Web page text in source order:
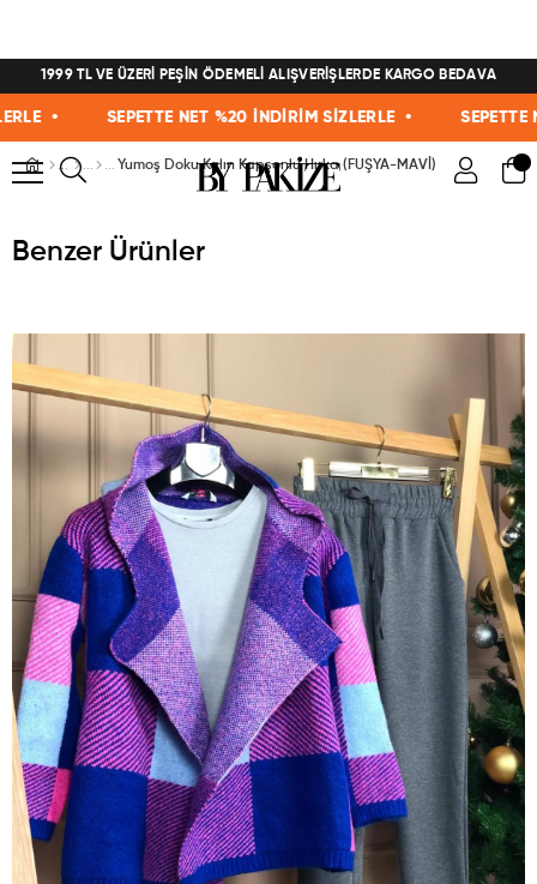
1999 TL VE ÜZERİ PEŞİN ÖDEMELİ ALIŞVERİŞLERDE KARGO BEDAVA
• SEPETTE NET %20 İNDİRİM SİZLERLE • SEPETTE
Yumoş Doku Kalın Kapşonlu Hırka (FUŞYA-MAVİ)
Benzer Ürünler